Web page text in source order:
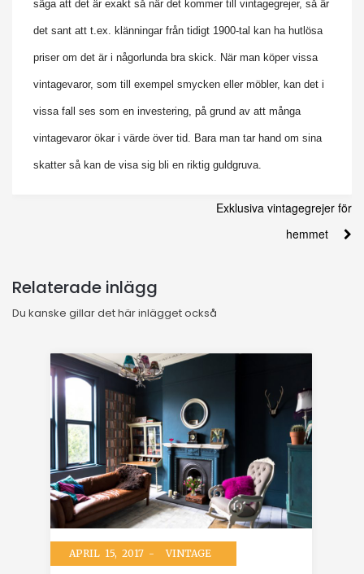
säga att det är exakt så när det kommer till vintagegrejer, så är
det sant att t.ex. klänningar från tidigt 1900-tal kan ha hutlösa
priser om det är i någorlunda bra skick. När man köper vissa
vintagevaror, som till exempel smycken eller möbler, kan det i
vissa fall ses som en investering, på grund av att många
vintagevaror ökar i värde över tid. Bara man tar hand om sina
skatter så kan de visa sig bli en riktig guldgruva.
Exklusiva vintagegrejer för
hemmet
Relaterade inlägg
Du kanske gillar det här inlägget också
APRIL 15, 2017 - VINTAGE